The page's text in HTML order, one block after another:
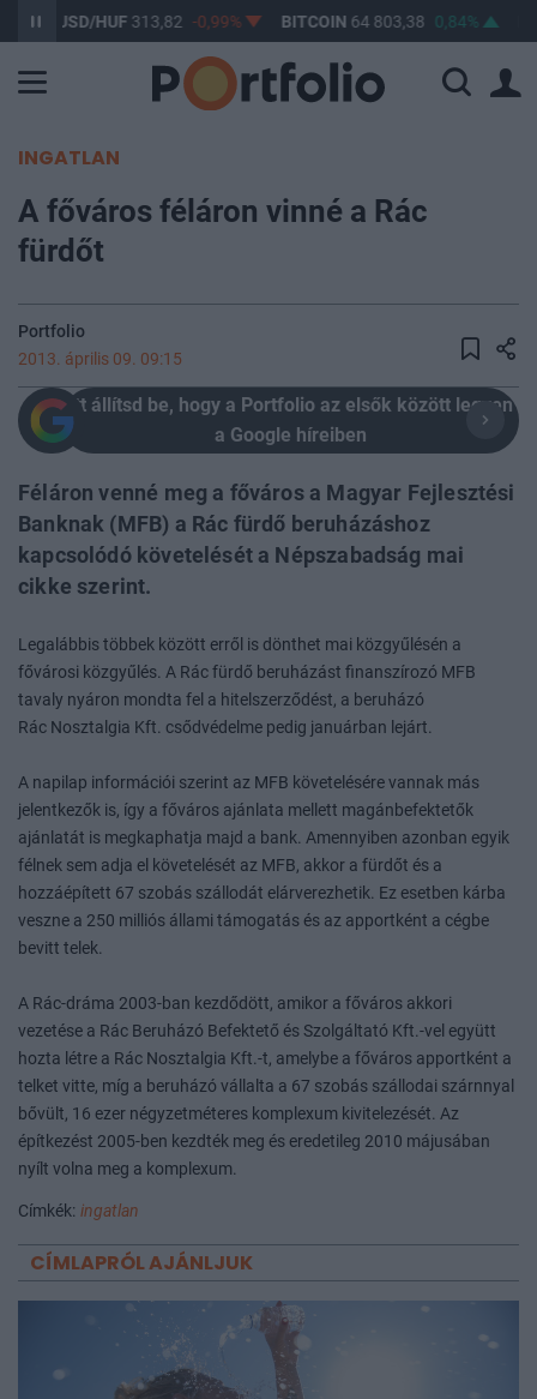
USD/HUF313,82 -0,99% BITCOIN 64 803,38 0,84% BUX
INGATLAN
A főváros féláron vinné a Rác
fürdőt
Portfolio
2013. április 09. 09:15
Itt állítsd be, hogy a Portfolio az elsők között legyen
a Google híreiben
Féláron venné meg a főváros a Magyar Fejlesztési
Banknak (MFB) a Rác fürdő beruházáshoz
kapcsolódó követelését a Népszabadság mai
cikke szerint.
Legalábbis többek között erről is dönthet mai közgyűlésén a
fővárosi közgyűlés. A Rác fürdő beruházást finanszírozó MFB
tavaly nyáron mondta fel a hitelszerződést, a beruházó
Rác Nosztalgia Kft. csődvédelme pedig januárban lejárt.
A napilap információi szerint az MFB követelésére vannak más
jelentkezők is, így a főváros ajánlata mellett magánbefektetők
ajánlatát is megkaphatja majd a bank. Amennyiben azonban egyik
félnek sem adja el követelését az MFB, akkor a fürdőt és a
hozzáépített 67 szobás szállodát elárverezhetik. Ez esetben kárba
veszne a 250 milliós állami támogatás és az apportként a cégbe
bevitt telek.
A Rác-dráma 2003-ban kezdődött, amikor a főváros akkori
vezetése a Rác Beruházó Befektető és Szolgáltató Kft.-vel együtt
hozta létre a Rác Nosztalgia Kft.-t, amelybe a főváros apportként a
telket vitte, míg a beruházó vállalta a 67 szobás szállodai szárnnyal
bővült, 16 ezer négyzetméteres komplexum kivitelezését. Az
építkezést 2005-ben kezdték meg és eredetileg 2010 májusában
nyílt volna meg a komplexum.
Címkék: ingatlan
CÍMLAPRÓL AJÁNLJUK